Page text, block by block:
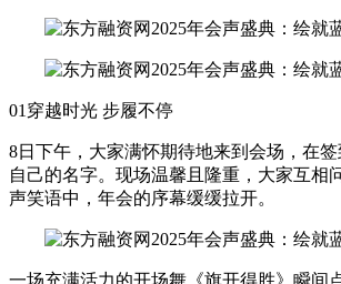
01穿越时光 步履不停
8日下午，大家满怀期待地来到会场，在
自己的名字。现场温馨且隆重，大家互相
声笑语中，年会的序幕缓缓拉开。
一场充满活力的开场舞《旗开得胜》瞬间